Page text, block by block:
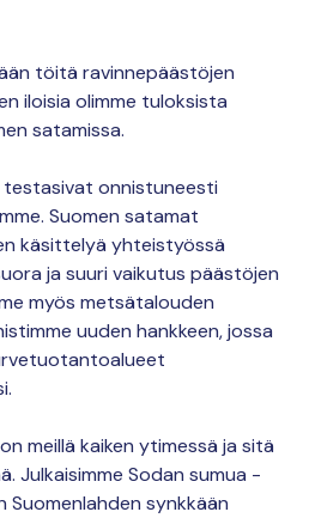
töitä ravinnepäästöjen
iloisia olimme tuloksista
satamissa.
testasivat onnistuneesti
Suomen satamat
käsittelyä yhteistyössä
ja suuri vaikutus päästöjen
myös metsätalouden
uuden hankkeen, jossa
meillä kaiken ytimessä ja sitä
Julkaisimme Sodan sumua -
Suomenlahden synkkään